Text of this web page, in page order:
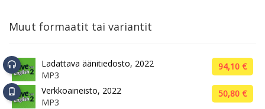
Muut formaatit tai variantit
Ladattava äänitiedosto, 2022
MP3
94,10 €
Verkkoaineisto, 2022
MP3
50,80 €